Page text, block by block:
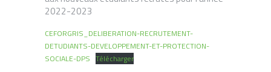
2022-2023
CEFORGRIS_DELIBERATION-RECRUTEMENT-
DETUDIANTS-DEVELOPPEMENT-ET-PROTECTION-
SOCIALE-DPS Télécharger